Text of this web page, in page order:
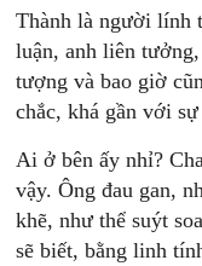
Thành là người lính
luận, anh liên
tượng và bao giờ
chắc, khá gần với
Ai ở bên ấy nhỉ?
vậy. Ông đau gan,
khẽ, như thể suýt
sẽ biết, bằng linh